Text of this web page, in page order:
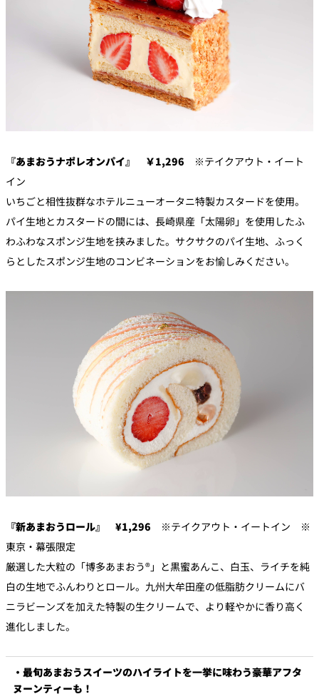
『あまおうナポレオンパイ』 ￥1,296 ※テイクアウト・イート
イン
いちごと相性抜群なホテルニューオータニ特製カスタードを使用。
パイ生地とカスタードの間には、長崎県産「太陽卵」を使用したふ
わふわなスポンジ生地を挟みました。サクサクのパイ生地、ふっく
らとしたスポンジ生地のコンビネーションをお愉しみください。
『新あまおうロール』 ¥1,296 ※テイクアウト・イートイン ※
東京・幕張限定
厳選した大粒の「博多あまおう®」と黒蜜あんこ、白玉、ライチを純
白の生地でふんわりとロール。九州大牟田産の低脂肪クリームにバ
ニラビーンズを加えた特製の生クリームで、より軽やかに香り高く
進化しました。
・最旬あまおうスイーツのハイライトを一挙に味わう豪華アフタ
ヌーンティーも！